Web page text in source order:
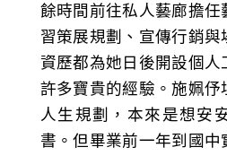
餘時間前往私人藝廊擔任
習策展規劃、宣傳行銷與
資歷都為她日後開設個人
許多寶貴的經驗。施姵伃
人生規劃，本來是想安
書。但畢業前一年到國中